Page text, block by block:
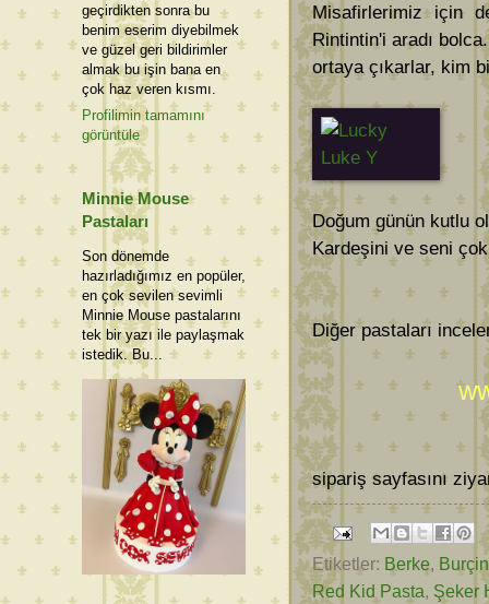
Misafirlerimiz için
Rintintin'i aradı
ortaya çıkarlar, kim
Doğum günün kutlu
Kardeşini ve seni
Diğer pastaları
sipariş sayfasını
Etiketler: Berke,
Red Kid Pasta, Şeker
geçirdikten sonra bu
benim eserim diyebilmek
ve güzel geri bildirimler
almak bu işin bana en
çok haz veren kısmı.
Profilimin tamamını
görüntüle
Minnie Mouse
Pastaları
Son dönemde
hazırladığımız en popüler,
en çok sevilen sevimli
Minnie Mouse pastalarını
tek bir yazı ile paylaşmak
istedik. Bu...